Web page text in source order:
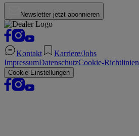
Newsletter jetzt abonnieren
Kontakt
Karriere/Jobs
ImpressumDatenschutzCookie-Richtlinien
Cookie-Einstellungen